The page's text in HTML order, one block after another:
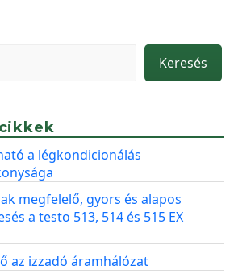
Keresés
a légkondicionálás
megfelelő, gyors és alapos
a testo 513, 514 és 515 EX
az izzadó áramhálózat